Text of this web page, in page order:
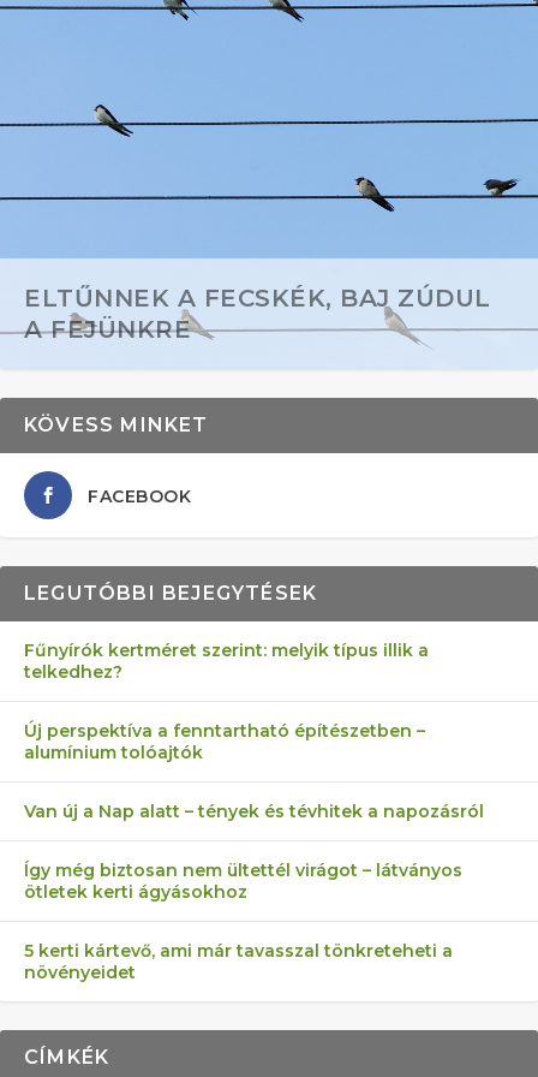
ELTŰNNEK A FECSKÉK, BAJ ZÚDUL
A FEJÜNKRE
AZ ÖNELLÁTÁS 13 PONTJA
KEZDŐKNEK
6 LEGJOBB NÖVÉNY SZOMSZÉD
ELLEN
MÁRPEDIG A TŰZIJÁTÉK NEM MENŐ!
AKI ELDOBÁLJA A CIGICSIKKEKET,
AZ EGY KÖ…
FÉLREÉRTETT KERTÉSZKEDÉS:
TÉRKŐ ÉS MURVA
KÖVESS MINKET
FACEBOOK
LEGUTÓBBI BEJEGYTÉSEK
Fűnyírók kertméret szerint: melyik típus illik a
telkedhez?
Új perspektíva a fenntartható építészetben –
alumínium tolóajtók
Van új a Nap alatt – tények és tévhitek a napozásról
Így még biztosan nem ültettél virágot – látványos
ötletek kerti ágyásokhoz
5 kerti kártevő, ami már tavasszal tönkreteheti a
növényeidet
CÍMKÉK